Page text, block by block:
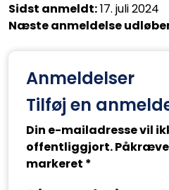
Sidst anmeldt:17. juli 2024
Næste anmeldelse
Anmeldelser
Tilføj en
Din e-mailadresse vil
offentliggjort.
markeret *